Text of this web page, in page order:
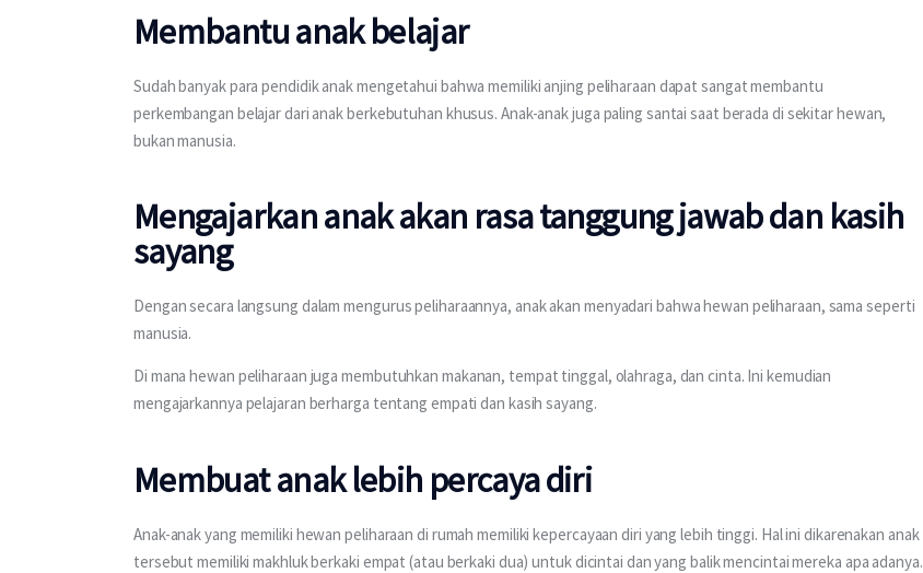
Membantu anak belajar
Sudah banyak para pendidik anak mengetahui bahwa memiliki anjing peliharaan dapat sangat membantu
perkembangan belajar dari anak berkebutuhan khusus. Anak-anak juga paling santai saat berada di sekitar hewan,
bukan manusia.
Mengajarkan anak akan rasa tanggung jawab dan kasih
sayang
Dengan secara langsung dalam mengurus peliharaannya, anak akan menyadari bahwa hewan peliharaan, sama seperti
manusia.
Di mana hewan peliharaan juga membutuhkan makanan, tempat tinggal, olahraga, dan cinta. Ini kemudian
mengajarkannya pelajaran berharga tentang empati dan kasih sayang.
Membuat anak lebih percaya diri
Anak-anak yang memiliki hewan peliharaan di rumah memiliki kepercayaan diri yang lebih tinggi. Hal ini dikarenakan anak
tersebut memiliki makhluk berkaki empat (atau berkaki dua) untuk dicintai dan yang balik mencintai mereka apa adanya.